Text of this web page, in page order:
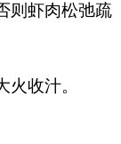
则虾肉松弛疏
收汁。